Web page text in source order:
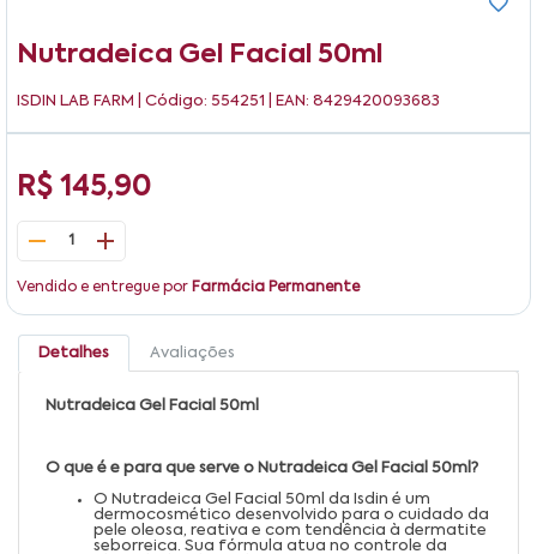
Nutradeica Gel Facial 50ml
ISDIN LAB FARM | Código: 554251 | EAN: 8429420093683
R$ 145,90
1
Vendido e entregue por Farmácia Permanente
Detalhes Avaliações
Nutradeica Gel Facial 50ml
O que é e para que serve o Nutradeica Gel Facial 50ml?
O Nutradeica Gel Facial 50ml da Isdin é um
dermocosmético desenvolvido para o cuidado da
pele oleosa, reativa e com tendência à dermatite
seborreica. Sua fórmula atua no controle da